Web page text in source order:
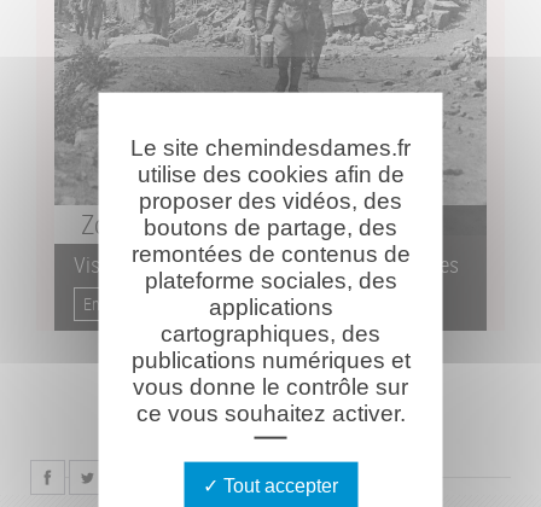
Zoomsur
Visites thématiques sur le Chemin des Dames
En savoir plus...
Le site chemindesdames.fr
utilise des cookies afin de
proposer des vidéos, des
boutons de partage, des
remontées de contenus de
plateforme sociales, des
applications
cartographiques, des
publications numériques et
vous donne le contrôle sur
ce vous souhaitez activer.
Tout accepter